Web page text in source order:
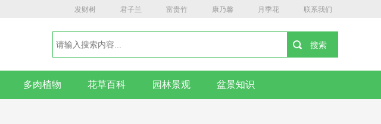
发财树 君子兰 富贵竹 康乃馨 月季花 联系我们
多肉植物 花草百科 园林景观 盆景知识